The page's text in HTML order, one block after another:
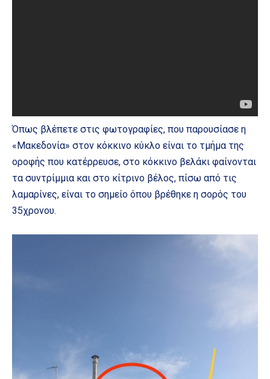
Όπως βλέπετε στις φωτογραφίες, που παρουσίασε η
«Μακεδονία» στον κόκκινο κύκλο είναι το τμήμα της
οροφής που κατέρρευσε, στο κόκκινο βελάκι φαίνονται
τα συντρίμμια και στο κίτρινο βέλος, πίσω από τις
λαμαρίνες, είναι το σημείο όπου βρέθηκε η σορός του
35χρονου.